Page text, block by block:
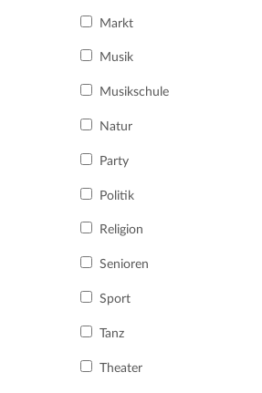
Markt
Musik
Musikschule
Natur
Party
Politik
Religion
Senioren
Sport
Tanz
Theater